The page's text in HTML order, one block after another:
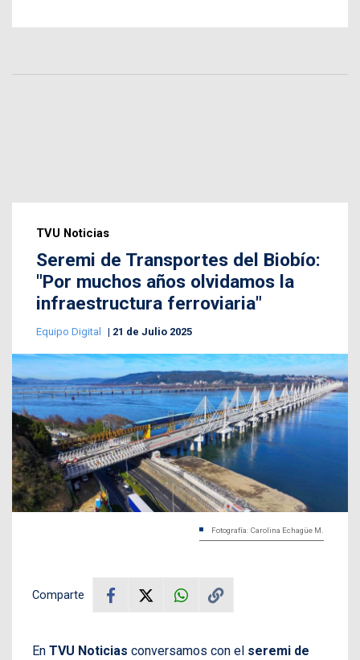
TVU Noticias
Seremi de Transportes del Biobío:
"Por muchos años olvidamos la
infraestructura ferroviaria"
Equipo Digital 21 de Julio 2025
Fotografía: Carolina Echagüe M.
Comparte
En TVU Noticias conversamos con el seremi de